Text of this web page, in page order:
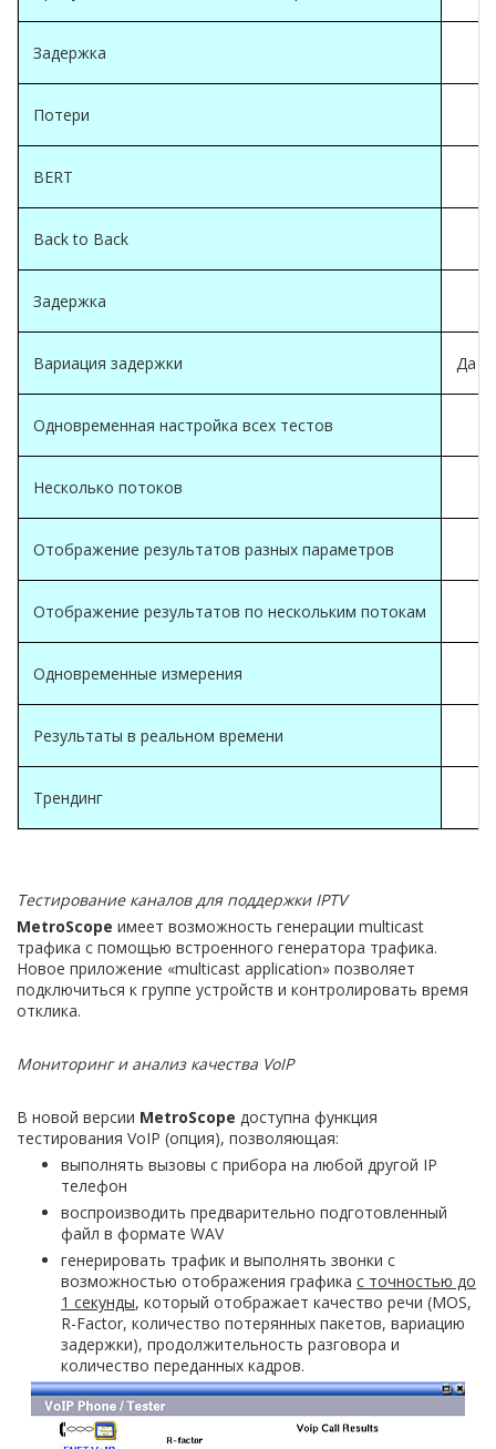
Задержка
Потери
BERT
Back to Back
Задержка
Вариация задержки Да
Одновременная настройка всех тестов
Несколько потоков
Отображение результатов разных параметров
Отображение результатов по нескольким потокам
Одновременные измерения
Результаты в реальном времени
Трендинг
Тестирование каналов для поддержки IPTV
MetroScope имеет возможность генерации multicast
трафика с помощью встроенного генератора трафика.
Новое приложение «multicast application» позволяет
подключиться к группе устройств и контролировать время
отклика.
Мониторинг и анализ качества VoIP
В новой версии MetroScope доступна функция
тестирования VoIP (опция), позволяющая:
выполнять вызовы с прибора на любой другой IP
телефон
воспроизводить предварительно подготовленный
файл в формате WAV
генерировать трафик и выполнять звонки с
возможностью отображения графика с точностью до
1 секунды, который отображает качество речи (MOS,
R-Factor, количество потерянных пакетов, вариацию
задержки), продолжительность разговора и
количество переданных кадров.